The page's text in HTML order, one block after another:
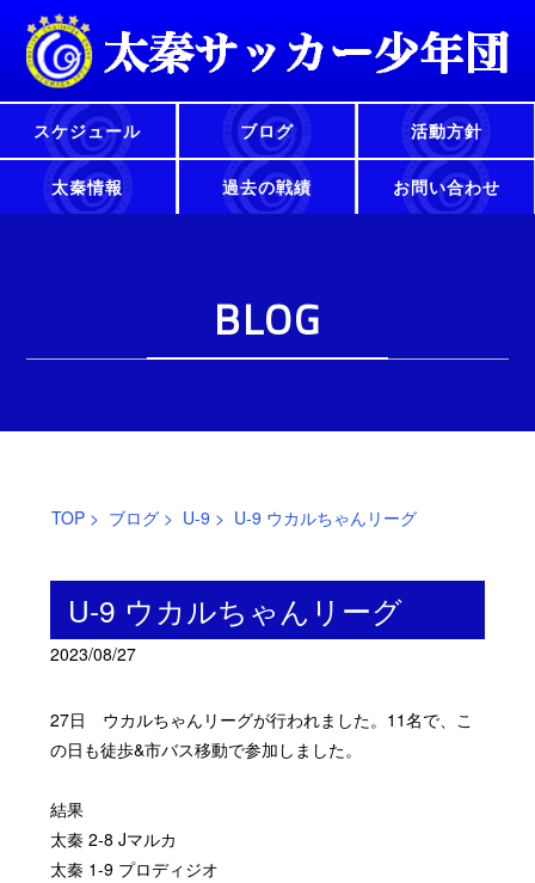
スケジュール ブログ 活動方針
太秦情報 過去の戦績 お問い合わせ
BLOG
TOP> ブログ> U-9 > U-9 ウカルちゃんリーグ
U-9 ウカルちゃんリーグ
2023/08/27
27日 ウカルちゃんリーグが行われました。11名で、こ
の日も徒歩&市バス移動で参加しました。
結果
太秦 2-8 Jマルカ
太秦 1-9 プロディジオ